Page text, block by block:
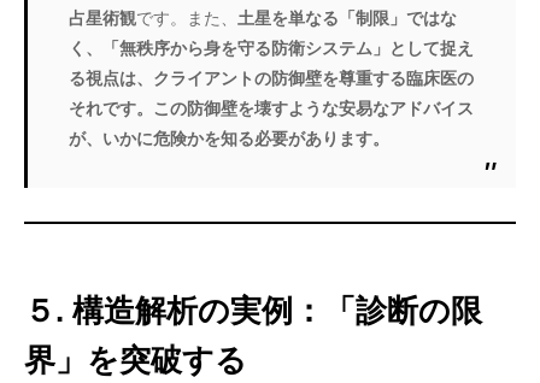
占星術観です。また、 土星を単なる「制限」ではな
く、「無秩序から身を守る防衛システム」として捉え
る視点は、クライアントの防御壁を尊重する臨床医の
それです。この防御壁を壊すような安易なアドバイス
が、いかに危険かを知る必要があります。
５. 構造解析の実例：「診断の限
界」を突破する